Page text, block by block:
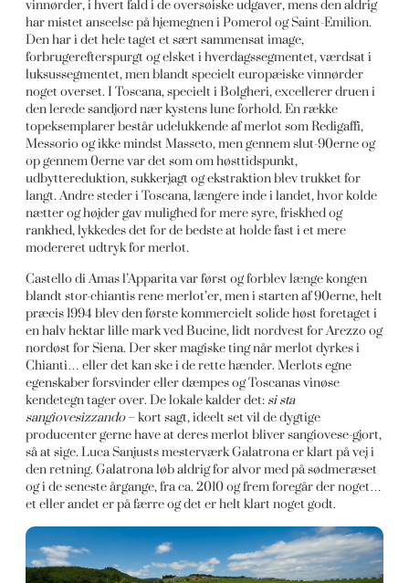
vinnørder, i hvert fald i de oversøiske udgaver, mens den aldrig
har mistet anseelse på hjemegnen i Pomerol og Saint-Emilion.
Den har i det hele taget et sært sammensat image,
forbrugerefterspurgt og elsket i hverdagssegmentet, værdsat i
luksussegmentet, men blandt specielt europæiske vinnørder
noget overset. I Toscana, specielt i Bolgheri, excellerer druen i
den lerede sandjord nær kystens lune forhold. En række
topeksemplarer består udelukkende af merlot som Redigaffi,
Messorio og ikke mindst Masseto, men gennem slut-90erne og
op gennem 0erne var det som om høsttidspunkt,
udbyttereduktion, sukkerjagt og ekstraktion blev trukket for
langt. Andre steder i Toscana, længere inde i landet, hvor kolde
nætter og højder gav mulighed for mere syre, friskhed og
rankhed, lykkedes det for de bedste at holde fast i et mere
modereret udtryk for merlot.
Castello di Amas l’Apparita var først og forblev længe kongen
blandt stor-chiantis rene merlot’er, men i starten af 90erne, helt
præcis 1994 blev den første kommercielt solide høst foretaget i
en halv hektar lille mark ved Bucine, lidt nordvest for Arezzo og
nordøst for Siena. Der sker magiske ting når merlot dyrkes i
Chianti… eller det kan ske i de rette hænder. Merlots egne
egenskaber forsvinder eller dæmpes og Toscanas vinøse
kendetegn tager over. De lokale kalder det: si sta
sangiovesizzando– kort sagt, ideelt set vil de dygtige
producenter gerne have at deres merlot bliver sangiovese-gjort,
så at sige. Luca Sanjusts mesterværk Galatrona er klart på vej i
den retning. Galatrona løb aldrig for alvor med på sødmeræset
og i de seneste årgange, fra ca. 2010 og frem foregår der noget…
et eller andet er på færre og det er helt klart noget godt.